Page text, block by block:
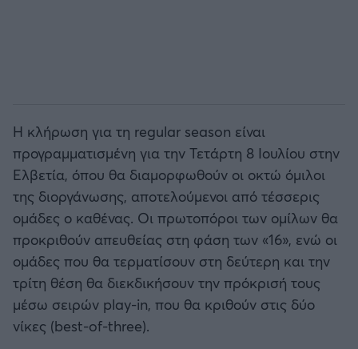
Η κλήρωση για τη regular season είναι
προγραμματισμένη για την Τετάρτη 8 Ιουλίου στην
Ελβετία, όπου θα διαμορφωθούν οι οκτώ όμιλοι
της διοργάνωσης, αποτελούμενοι από τέσσερις
ομάδες ο καθένας. Οι πρωτοπόροι των ομίλων θα
προκριθούν απευθείας στη φάση των «16», ενώ οι
ομάδες που θα τερματίσουν στη δεύτερη και την
τρίτη θέση θα διεκδικήσουν την πρόκρισή τους
μέσω σειρών play-in, που θα κριθούν στις δύο
νίκες (best-of-three).